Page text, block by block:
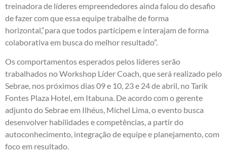
treinadora de líderes empreendedores ainda falou do desafio
de fazer com que essa equipe trabalhe de forma
horizontal,“para que todos participem e interajam de forma
colaborativa em busca do melhor resultado”.
Os comportamentos esperados pelos líderes serão
trabalhados no Workshop Líder Coach, que será realizado pelo
Sebrae, nos próximos dias 09 e 10, 23 e 24 de abril, no Tarik
Fontes Plaza Hotel, em Itabuna. De acordo com o gerente
adjunto do Sebrae em Ilhéus, Michel Lima, o evento busca
desenvolver habilidades e competências, a partir do
autoconhecimento, integração de equipe e planejamento, com
foco em resultado.